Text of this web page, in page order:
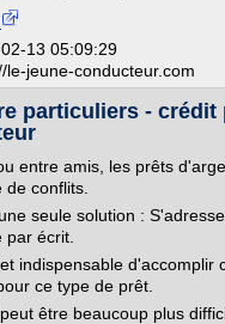
13 05:09:29
le-jeune-conducteur.com
particuliers - crédit
entre amis, les prêts
conflits.
seule solution :
par écrit.
indispensable d'accomplir
ce type de prêt.
être beaucoup plus